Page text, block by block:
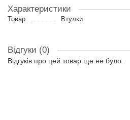
Характеристики
Товар Втулки
Відгуки (0)
Відгуків про цей товар ще не було.